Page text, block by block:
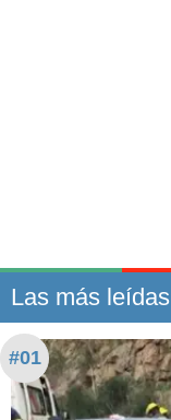
Las más leídas
#01